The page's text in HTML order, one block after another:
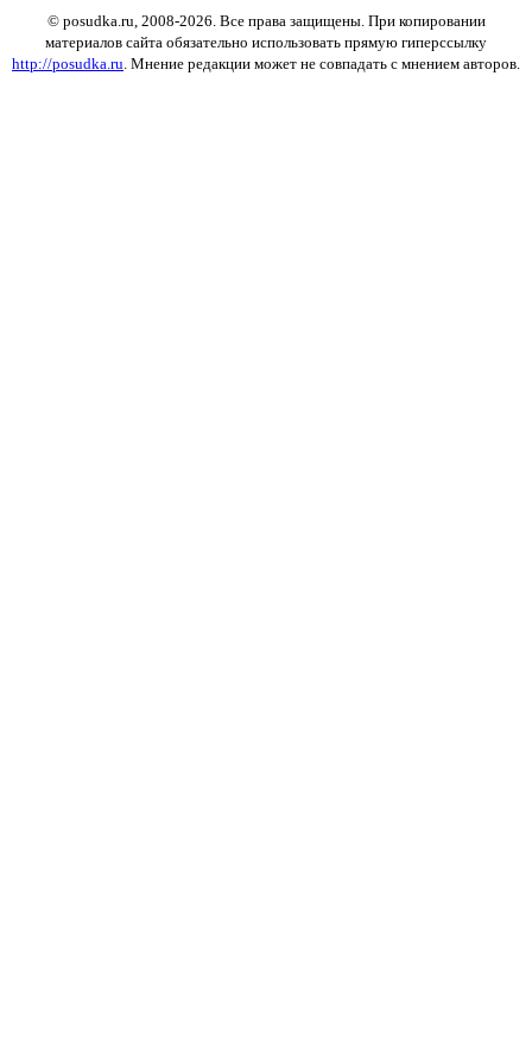
© posudka.ru, 2008-2026. Все права защищены. При копировании
материалов сайта обязательно использовать прямую гиперссылку
http://posudka.ru. Мнение редакции может не совпадать с мнением авторов.